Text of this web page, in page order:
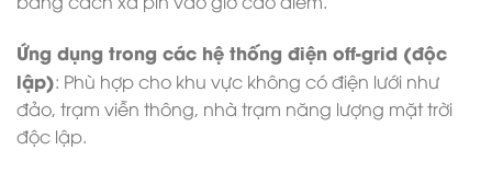
Ứng dụng trong các hệ thống điện off-grid (độc
lập): Phù hợp cho khu vực không có điện lưới như
đảo, trạm viễn thông, nhà trạm năng lượng mặt trời
độc lập.